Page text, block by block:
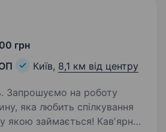
грн
Київ, 8,1 км від центру
яка любить спілкування
якою займається! Кавʼярня